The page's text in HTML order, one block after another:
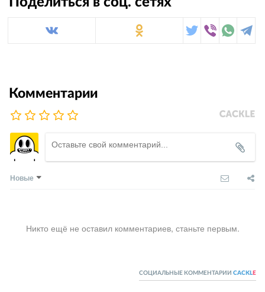
Комментарии
Новые
Никто ещё не оставил комментариев, станьте первым.
СОЦИАЛЬНЫЕ КОММЕНТАРИИ CACKL E